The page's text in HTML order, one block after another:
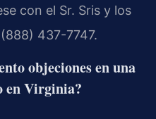
con el Sr. Sris y los
437-7747.
objeciones en una
en Virginia?